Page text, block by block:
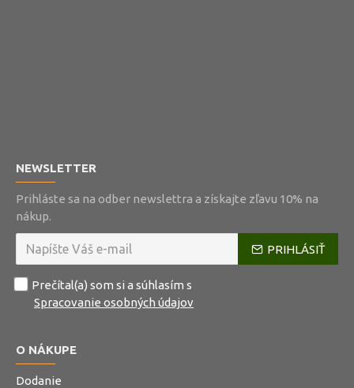
NEWSLETTER
Prihláste sa na odber newslettra a získajte zľavu 10% na
nákup.
PRIHLÁSIŤ
Prečítal(a) som si a súhlasím s
Spracovanie osobných údajov
O NÁKUPE
Dodanie